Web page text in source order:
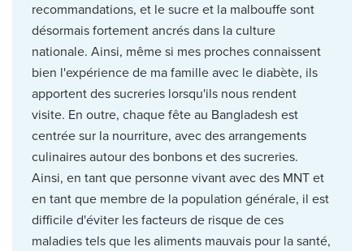
recommandations, et le sucre et la malbouffe sont
désormais fortement ancrés dans la culture
nationale. Ainsi, même si mes proches connaissent
bien l'expérience de ma famille avec le diabète, ils
apportent des sucreries lorsqu'ils nous rendent
visite. En outre, chaque fête au Bangladesh est
centrée sur la nourriture, avec des arrangements
culinaires autour des bonbons et des sucreries.
Ainsi, en tant que personne vivant avec des MNT et
en tant que membre de la population générale, il est
difficile d'éviter les facteurs de risque de ces
maladies tels que les aliments mauvais pour la santé,